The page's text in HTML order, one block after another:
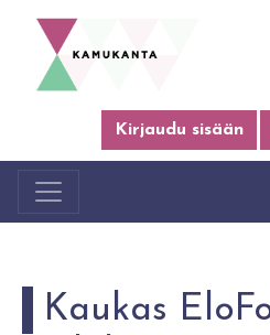
Kirjaudu sisään
Kaukas